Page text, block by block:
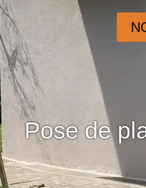
Pose de